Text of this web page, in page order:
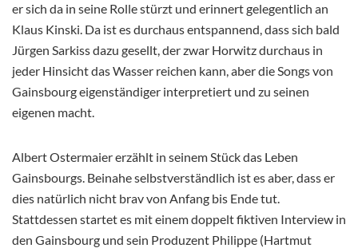
er sich da in seine Rolle stürzt und erinnert gelegentlich an
Klaus Kinski. Da ist es durchaus entspannend, dass sich bald
Jürgen Sarkiss dazu gesellt, der zwar Horwitz durchaus in
jeder Hinsicht das Wasser reichen kann, aber die Songs von
Gainsbourg eigenständiger interpretiert und zu seinen
eigenen macht.
Albert Ostermaier erzählt in seinem Stück das Leben
Gainsbourgs. Beinahe selbstverständlich ist es aber, dass er
dies natürlich nicht brav von Anfang bis Ende tut.
Stattdessen startet es mit einem doppelt fiktiven Interview in
den Gainsbourg und sein Produzent Philippe (Hartmut